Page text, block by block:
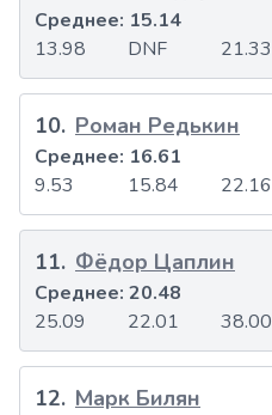
13.98 DNF 21.33
Среднее: 15.14
10. Роман Редькин
9.53 15.84 22.16
Среднее: 16.61
11. Фёдор Цаплин
25.09 22.01 38.00
Среднее: 20.48
12. Марк Билян